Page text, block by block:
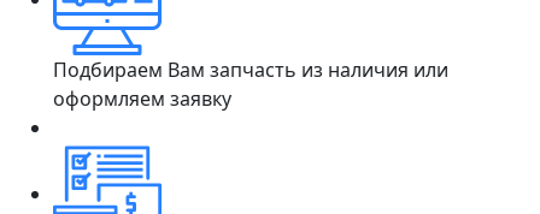
Подбираем Вам запчасть из наличия или
оформляем заявку